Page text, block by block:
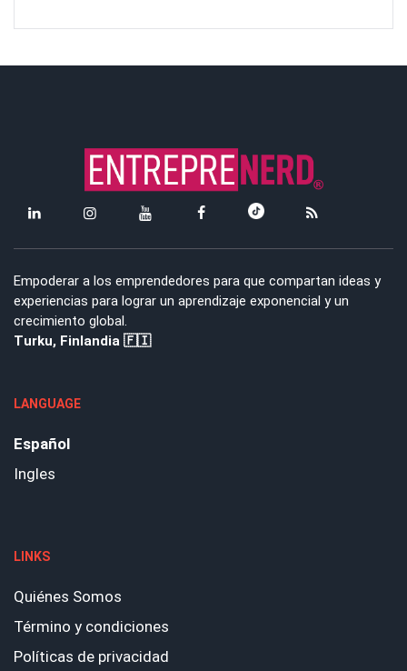
Empoderar a los emprendedores para que compartan ideas y
experiencias para lograr un aprendizaje exponencial y un
crecimiento global.
Turku, Finlandia 🇫🇮
LANGUAGE
Español
Ingles
LINKS
Quiénes Somos
Término y condiciones
Políticas de privacidad